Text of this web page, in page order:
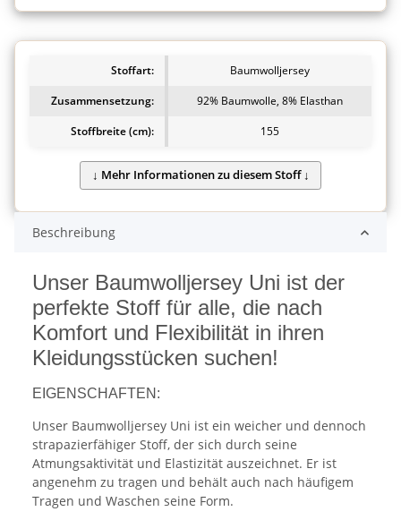
Stoffart:
Baumwolljersey
Zusammensetzung:
92% Baumwolle, 8% Elasthan
Stoffbreite (cm):
155
Beschreibung
Unser Baumwolljersey Uni ist der
perfekte Stoff für alle, die nach
Komfort und Flexibilität in ihren
Kleidungsstücken suchen!
EIGENSCHAFTEN:
Unser Baumwolljersey Uni ist ein weicher und dennoch
strapazierfähiger Stoff, der sich durch seine
Atmungsaktivität und Elastizität auszeichnet. Er ist
angenehm zu tragen und behält auch nach häufigem
Tragen und Waschen seine Form.